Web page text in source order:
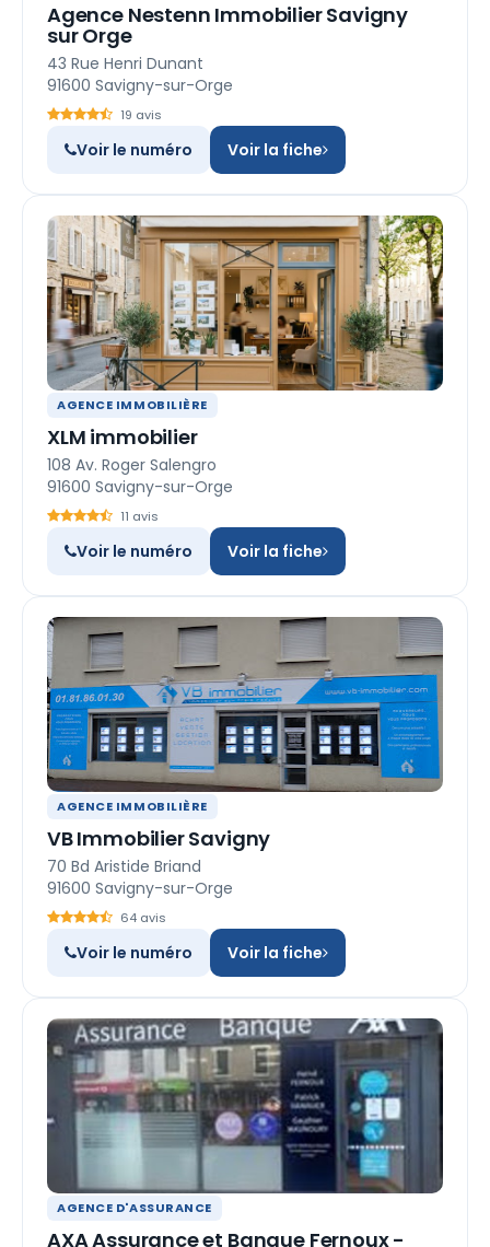
Agence Nestenn Immobilier Savigny
sur Orge
43 Rue Henri Dunant
91600 Savigny-sur-Orge
19 avis
Voir le numéro Voir la fiche
AGENCE IMMOBILIÈRE
XLM immobilier
108 Av. Roger Salengro
91600 Savigny-sur-Orge
11 avis
Voir le numéro Voir la fiche
AGENCE IMMOBILIÈRE
VB Immobilier Savigny
70 Bd Aristide Briand
91600 Savigny-sur-Orge
64 avis
Voir le numéro Voir la fiche
AGENCE D'ASSURANCE
AXA Assurance et Banque Fernoux -